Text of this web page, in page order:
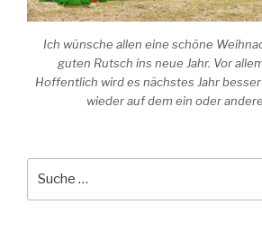
Ich wünsche allen eine schöne
guten Rutsch ins neue Jahr. Vor
Hoffentlich wird es nächstes Jahr
wieder auf dem ein oder